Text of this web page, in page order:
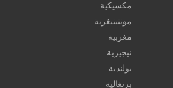
مكسيكية
مونتينيغرية
مغربية
نيجيرية
بولندية
برتغالية